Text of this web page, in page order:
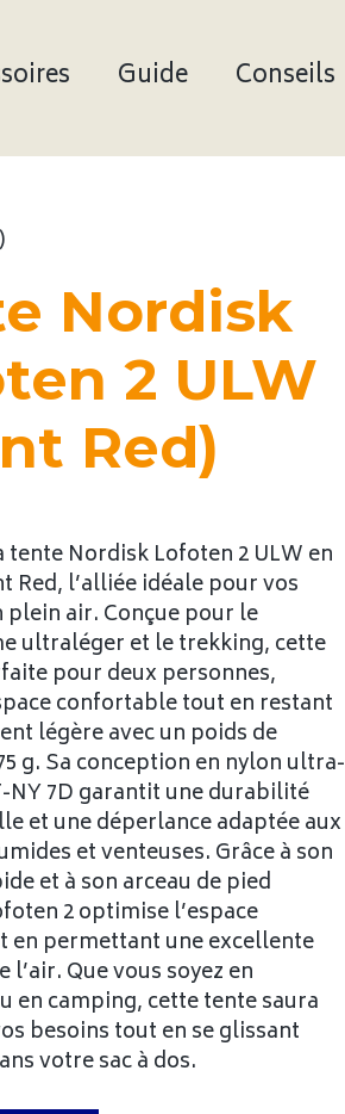
Guide Conseils
Nordisk
2 ULW
Red)
tente Nordisk Lofoten 2 ULW en
Red, l’alliée idéale pour vos
plein air. Conçue pour le
ultraléger et le trekking, cette
pour deux personnes,
confortable tout en restant
légère avec un poids de
g. Sa conception en nylon ultra-
NY 7D garantit une durabilité
et une déperlance adaptée aux
et venteuses. Grâce à son
et à son arceau de pied
2 optimise l’espace
en permettant une excellente
Que vous soyez en
en camping, cette tente saura
besoins tout en se glissant
votre sac à dos.